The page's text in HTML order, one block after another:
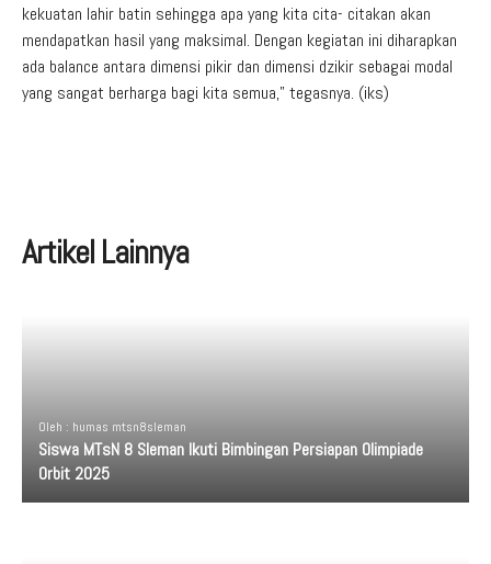
kekuatan lahir batin sehingga apa yang kita cita- citakan akan
mendapatkan hasil yang maksimal. Dengan kegiatan ini diharapkan
ada balance antara dimensi pikir dan dimensi dzikir sebagai modal
yang sangat berharga bagi kita semua,” tegasnya. (iks)
Artikel Lainnya
Oleh : humas mtsn8sleman
Siswa MTsN 8 Sleman Ikuti Bimbingan Persiapan Olimpiade
Orbit 2025